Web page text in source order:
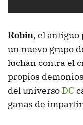
Robin, el antiguo
un nuevo grupo
luchan contra el
propios
del universo DC
ganas de